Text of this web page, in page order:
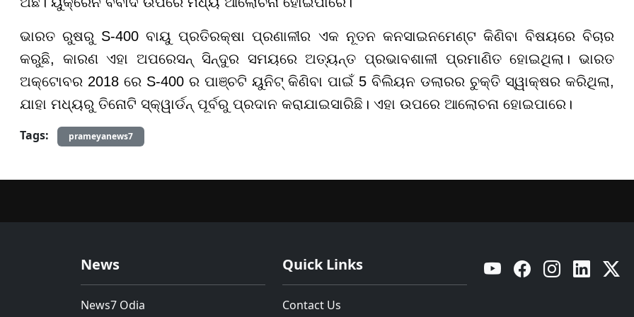
ଭାରତ ରୁଷରୁ S-400 ବାୟୁ ପ୍ରତିରକ୍ଷା ପ୍ରଣାଳୀର ଏକ ନୂତନ କନସାଇନମେଣ୍ଟ କିଣିବା ବିଷୟରେ ବିଚାର
କରୁଛି, କାରଣ ଏହା ଅପରେସନ୍ ସିନ୍ଦୁର ସମୟରେ ଅତ୍ୟନ୍ତ ପ୍ରଭାବଶାଳୀ ପ୍ରମାଣିତ ହୋଇଥିଲା। ଭାରତ
ଅକ୍ଟୋବର 2018 ରେ S-400 ର ପାଞ୍ଚଟି ୟୁନିଟ୍ କିଣିବା ପାଇଁ 5 ବିଲିୟନ ଡଲାରର ଚୁକ୍ତି ସ୍ୱାକ୍ଷର କରିଥିଲା,
ଯାହା ମଧ୍ୟରୁ ତିନୋଟି ସ୍କ୍ୱାର୍ଡନ୍ ପୂର୍ବରୁ ପ୍ରଦାନ କରାଯାଇସାରିଛି। ଏହା ଉପରେ ଆଲୋଚନା ହୋଇପାରେ।
Tags:
prameyanews7
News
News7 Odia
Quick Links
Contact Us
YouTube Facebook Instagram